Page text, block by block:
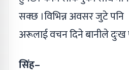
सक्छ ।विभिन्न अवसर जुटे पनि
अरूलाई वचन दिने बानीले दुःख
सिंह–